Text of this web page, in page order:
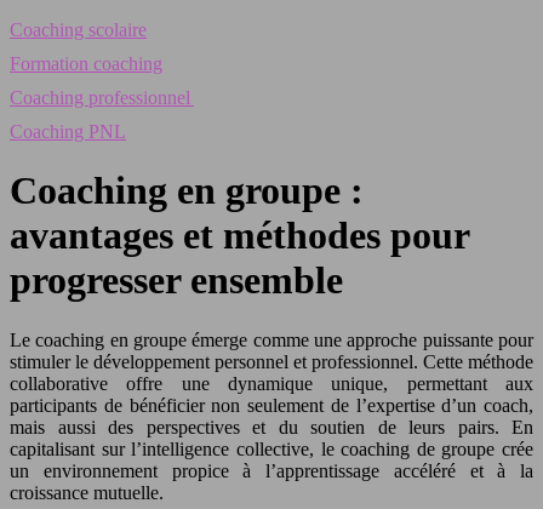
Coaching scolaire
Formation coaching
Coaching professionnel
Coaching PNL
Coaching en groupe :
avantages et méthodes pour
progresser ensemble
Le coaching en groupe émerge comme une approche puissante pour
stimuler le développement personnel et professionnel. Cette méthode
collaborative offre une dynamique unique, permettant aux
participants de bénéficier non seulement de l’expertise d’un coach,
mais aussi des perspectives et du soutien de leurs pairs. En
capitalisant sur l’intelligence collective, le coaching de groupe crée
un environnement propice à l’apprentissage accéléré et à la
croissance mutuelle.